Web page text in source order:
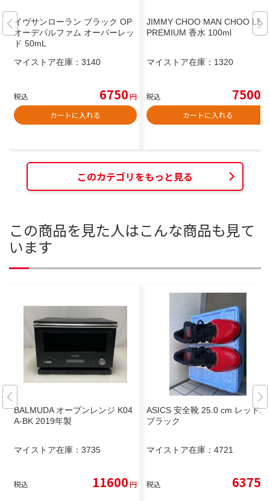
イヴサンローラン ブラック OP
オーデパルファム オーバーレッ
ド 50mL
マイストア在庫： 3140
税込 6750円
カートに入れる
JIMMY CHOO MAN CHOO LE
PREMIUM 香水 100ml
マイストア在庫： 1320
税込 7500
カートに入れる
このカテゴリをもっと見る
この商品を見た人はこんな商品も見て
います
BALMUDA オーブンレンジ K04
A-BK 2019年製
マイストア在庫： 3735
税込 11600円
ASICS 安全靴 25.0 cm レッド/
ブラック
マイストア在庫： 4721
税込 6375